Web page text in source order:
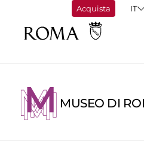
Acquista
MUSEO DI